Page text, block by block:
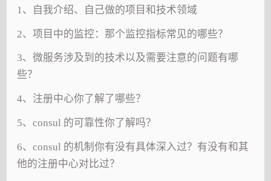
1、自我介绍、自己做的项目和技术领域
2、项目中的监控：那个监控指标常见的哪些？
3、微服务涉及到的技术以及需要注意的问题有哪
些？
4、注册中心你了解了哪些？
5、consul 的可靠性你了解吗？
6、consul 的机制你有没有具体深入过？有没有和其
他的注册中心对比过？